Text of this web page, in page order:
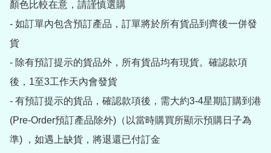
顏色比較在意，請謹慎選購
- 如訂單內包含預訂產品，訂單將於所有貨品到齊後一併發
貨
- 除有預訂提示的貨品外，所有貨品均有現貨。確認款項
後，1至3工作天內會發貨
- 有預訂提示的貨品，確認款項後，需大約3-4星期訂購到港
(Pre-Order預訂產品除外)（以當時購買所顯示預購日子為
準) ，如遇上缺貨，將退還已付訂金